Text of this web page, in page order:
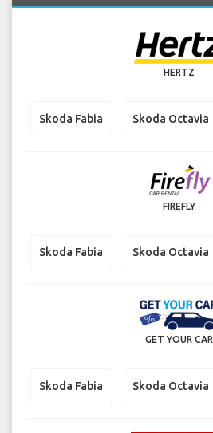
HERTZ
Skoda Fabia Skoda Octavia
FIREFLY
Skoda Fabia Skoda Octavia
GET YOUR CAR
Skoda Fabia Skoda Octavia